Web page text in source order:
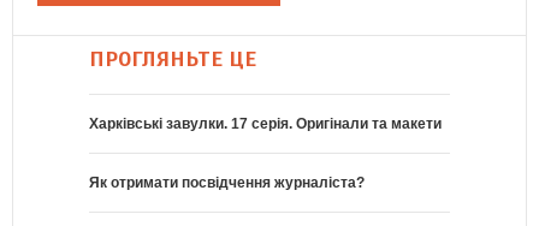
ПРОГЛЯНЬТЕ ЦЕ
Харківські завулки. 17 серія. Оригінали та макети
Як отримати посвідчення журналіста?